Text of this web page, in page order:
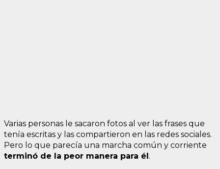
Varias personas le sacaron fotos al ver las frases que
tenía escritas y las compartieron en las redes sociales.
Pero lo que parecía una marcha común y corriente
terminó de la peor manera para él .